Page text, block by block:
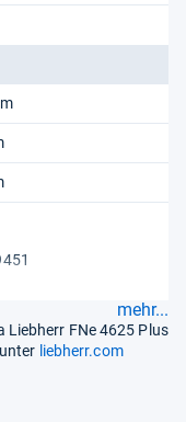
mehr...
FNe 4625 Plus
liebherr.com